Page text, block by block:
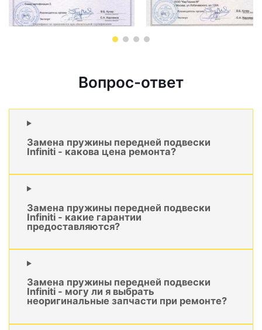
Вопрос-ответ
Замена пружины передней подвески
Infiniti - какова цена ремонта?
Замена пружины передней подвески
Infiniti - какие гарантии
предоставляются?
Замена пружины передней подвески
Infiniti - могу ли я выбрать
неоригинальные запчасти при ремонте?